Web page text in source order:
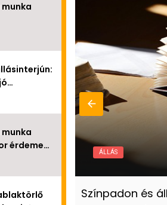
érdemes
ÁLLÁS
Színpadon és